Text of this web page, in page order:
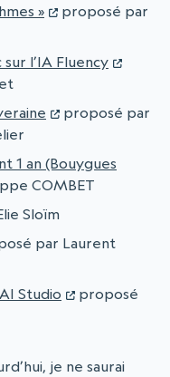
»
proposé par
l’IA Fluency
proposé par
1 an (Bouygues
COMBET
Sloïm
par Laurent
Studio
proposé
je ne saurai